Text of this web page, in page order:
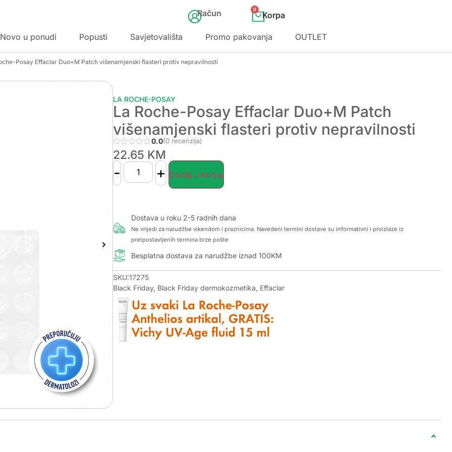
Račun 0
Novo u ponudi Popusti Savjetovališta Promo pakovanja OUTLET
Posay Effaclar Duo+M Patch višenamjenski flasteri protiv nepravilnosti
LA ROCHE-POSAY
La Roche-Posay Effaclar Duo+M Patch
višenamjenski flasteri protiv nepravilnosti
0.0(0 recenzija)
22.65 KM
- + Dodaj u korpu
Dostava u roku 2-5 radnih dana
Ne vrijedi za narudžbe vikendom i praznicima. Navedeni termini dostave su informativni i proizlaze iz
pretpostavljenih termina brze pošte
Besplatna dostava za narudžbe iznad 100KM
SKU:17275
Black Friday, Black Friday dermokozmetika, Effaclar